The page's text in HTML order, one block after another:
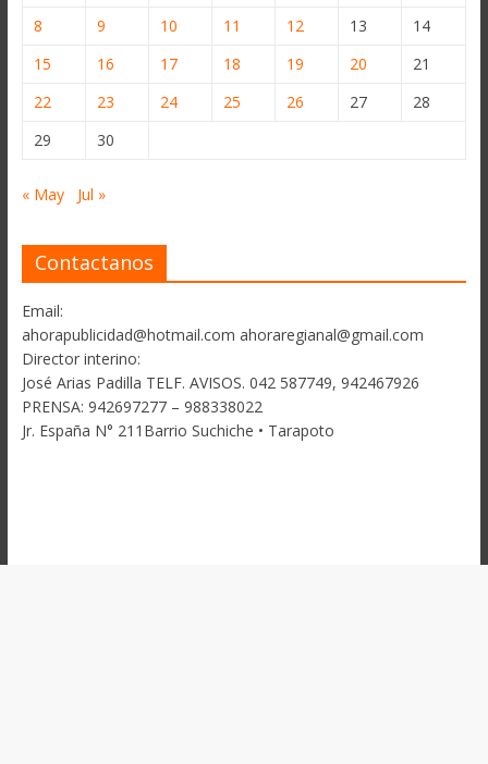
8
9 10 11 12 13
14
15
16 17 18 19 20
21
22
23 24 25 26 27
28
29
30
« May Jul »
Contactanos
Email:
ahorapublicidad@hotmail.com ahoraregianal@gmail.com
Director interino:
José Arias Padilla TELF. AVISOS. 042 587749, 942467926
PRENSA: 942697277 – 988338022
Jr. España N° 211Barrio Suchiche • Tarapoto